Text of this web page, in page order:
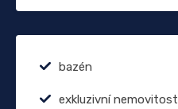
bazén
exkluzivní nemovitost